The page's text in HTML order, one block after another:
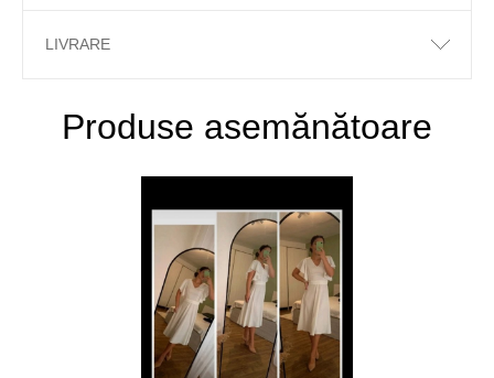
LIVRARE
Produse asemănătoare